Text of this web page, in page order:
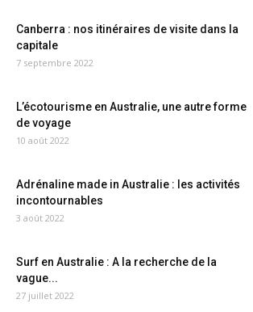
Canberra : nos itinéraires de visite dans la
capitale
7 septembre 2022
L’écotourisme en Australie, une autre forme
de voyage
10 août 2022
Adrénaline made in Australie : les activités
incontournables
3 août 2022
Surf en Australie : A la recherche de la
vague...
27 juillet 2022